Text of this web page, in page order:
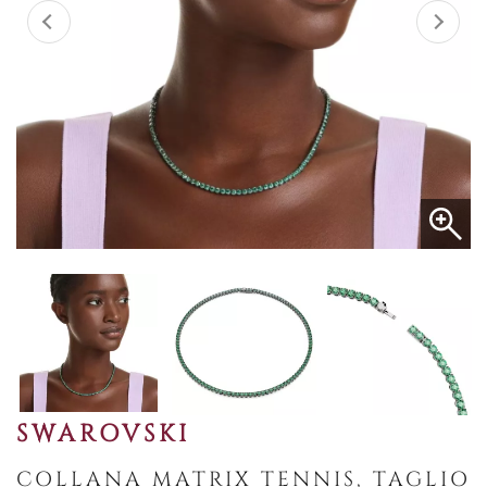
SWAROVSKI
COLLANA MATRIX TENNIS, TAGLIO